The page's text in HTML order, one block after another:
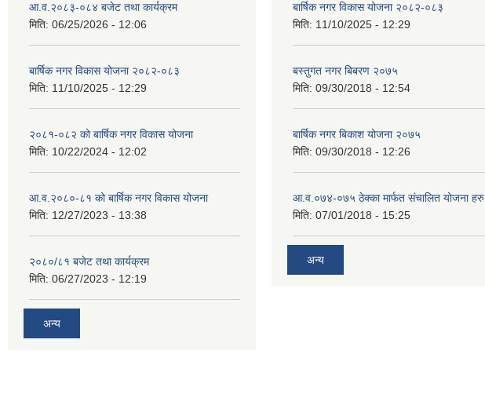
आ.व.२०८३-०८४ बजेट तथा कार्यक्रम
मिति: 06/25/2026 - 12:06
बार्षिक नगर विकास योजना २०८२-०८३
मिति: 11/10/2025 - 12:29
२०८१-०८२ को बार्षिक नगर विकास योजना
मिति: 10/22/2024 - 12:02
आ.व.२०८०-८१ को बार्षिक नगर विकास योजना
मिति: 12/27/2023 - 13:38
२०८०/८१ बजेट तथा कार्यक्रम
मिति: 06/27/2023 - 12:19
अन्य
बार्षिक नगर विकास योजना २०८२-०८३
मिति: 11/10/2025 - 12:29
बस्तुगत नगर बिबरण २०७५
मिति: 09/30/2018 - 12:54
बार्षिक नगर बिकाश योजना २०७५
मिति: 09/30/2018 - 12:26
आ.व.०७४-०७५ ठेक्का मार्फत संचालित योजना हरु
मिति: 07/01/2018 - 15:25
अन्य